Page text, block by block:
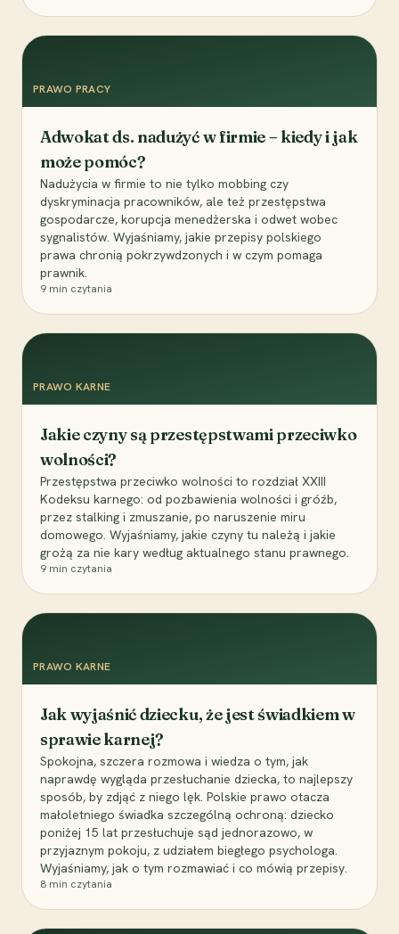
PRAWO PRACY
Adwokat ds. nadużyć w firmie – kiedy i jak
może pomóc?
Nadużycia w firmie to nie tylko mobbing czy
dyskryminacja pracowników, ale też przestępstwa
gospodarcze, korupcja menedżerska i odwet wobec
sygnalistów. Wyjaśniamy, jakie przepisy polskiego
prawa chronią pokrzywdzonych i w czym pomaga
prawnik.
9 min czytania
PRAWO KARNE
Jakie czyny są przestępstwami przeciwko
wolności?
Przestępstwa przeciwko wolności to rozdział XXIII
Kodeksu karnego: od pozbawienia wolności i gróźb,
przez stalking i zmuszanie, po naruszenie miru
domowego. Wyjaśniamy, jakie czyny tu należą i jakie
grożą za nie kary według aktualnego stanu prawnego.
9 min czytania
PRAWO KARNE
Jak wyjaśnić dziecku, że jest świadkiem w
sprawie karnej?
Spokojna, szczera rozmowa i wiedza o tym, jak
naprawdę wygląda przesłuchanie dziecka, to najlepszy
sposób, by zdjąć z niego lęk. Polskie prawo otacza
małoletniego świadka szczególną ochroną: dziecko
poniżej 15 lat przesłuchuje sąd jednorazowo, w
przyjaznym pokoju, z udziałem biegłego psychologa.
Wyjaśniamy, jak o tym rozmawiać i co mówią przepisy.
8 min czytania